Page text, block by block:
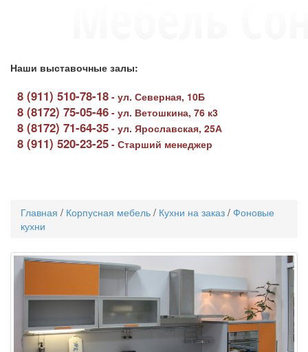
Наши выставочные залы:
8 (911) 510-78-18 - ул. Северная, 10Б
8 (8172) 75-05-46 - ул. Ветошкина, 76 к3
8 (8172) 71-64-35 - ул. Ярославская, 25А
8 (911) 520-23-25 - Старший менеджер
Главная / Корпусная мебель / Кухни на заказ / Фоновые
кухни